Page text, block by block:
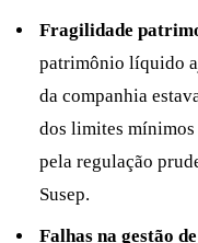
Fragilidade
patrimônio líquido
da companhia
dos limites
pela regulação
Susep.
Falhas na gestão